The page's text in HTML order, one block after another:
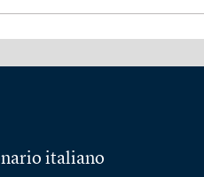
italiano